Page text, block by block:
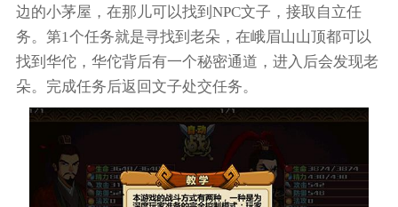
边的小茅屋，在那儿可以找到NPC文子，接取自立任
务。第1个任务就是寻找到老朵，在峨眉山山顶都可以
找到华佗，华佗背后有一个秘密通道，进入后会发现老
朵。完成任务后返回文子处交任务。